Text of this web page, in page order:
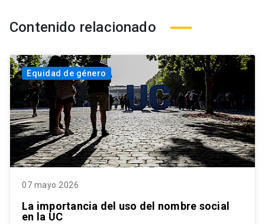
Contenido relacionado
Equidad de género
07 mayo 2026
La importancia del uso del nombre social
en la UC